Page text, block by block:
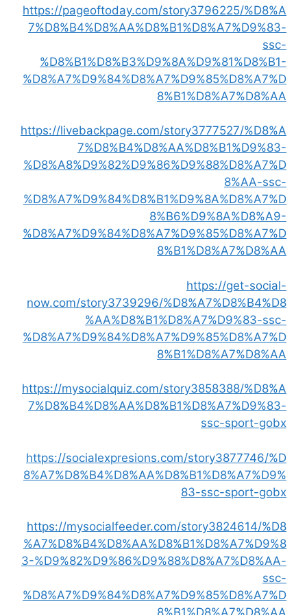
https://pageoftoday.com/story3796225/%D8%A
7%D8%B4%D8%AA%D8%B1%D8%A7%D9%83-
ssc-
%D8%B1%D8%B3%D9%8A%D9%81%D8%B1-
%D8%A7%D9%84%D8%A7%D9%85%D8%A7%D
8%B1%D8%A7%D8%AA
https://livebackpage.com/story3777527/%D8%A
7%D8%B4%D8%AA%D8%B1%D9%83-
%D8%A8%D9%82%D9%86%D9%88%D8%A7%D
8%AA-ssc-
%D8%A7%D9%84%D8%B1%D9%8A%D8%A7%D
8%B6%D9%8A%D8%A9-
%D8%A7%D9%84%D8%A7%D9%85%D8%A7%D
8%B1%D8%A7%D8%AA
https://get-social-
now.com/story3739296/%D8%A7%D8%B4%D8
%AA%D8%B1%D8%A7%D9%83-ssc-
%D8%A7%D9%84%D8%A7%D9%85%D8%A7%D
8%B1%D8%A7%D8%AA
https://mysocialquiz.com/story3858388/%D8%A
7%D8%B4%D8%AA%D8%B1%D8%A7%D9%83-
ssc-sport-gobx
https://socialexpresions.com/story3877746/%D
8%A7%D8%B4%D8%AA%D8%B1%D8%A7%D9%
83-ssc-sport-gobx
https://mysocialfeeder.com/story3824614/%D8
%A7%D8%B4%D8%AA%D8%B1%D8%A7%D9%8
3-%D9%82%D9%86%D9%88%D8%A7%D8%AA-
ssc-
%D8%A7%D9%84%D8%A7%D9%85%D8%A7%D
8%B1%D8%A7%D8%AA